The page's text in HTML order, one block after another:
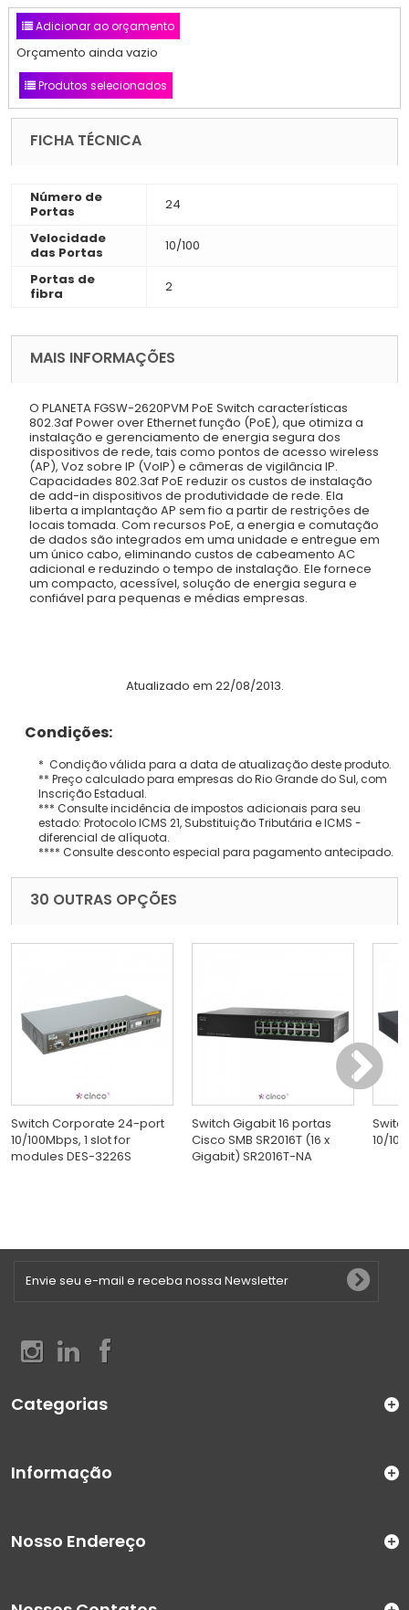
Adicionar ao orçamento
Orçamento ainda vazio
Produtos selecionados
FICHA TÉCNICA
Número de
Portas
24
Velocidade
das Portas
10/100
Portas de
fibra
2
MAIS INFORMAÇÕES
O PLANETA FGSW-2620PVM PoE Switch características
802.3af Power over Ethernet função (PoE), que otimiza a
instalação e gerenciamento de energia segura dos
dispositivos de rede, tais como pontos de acesso wireless
(AP), Voz sobre IP (VoIP) e câmeras de vigilância IP.
Capacidades 802.3af PoE reduzir os custos de instalação
de add-in dispositivos de produtividade de rede. Ela
liberta a implantação AP sem fio a partir de restrições de
locais tomada. Com recursos PoE, a energia e comutação
de dados são integrados em uma unidade e entregue em
um único cabo, eliminando custos de cabeamento AC
adicional e reduzindo o tempo de instalação. Ele fornece
um compacto, acessível, solução de energia segura e
confiável para pequenas e médias empresas.
Atualizado em 22/08/2013.
Condições:
* Condição válida para a data de atualização deste produto.
** Preço calculado para empresas do Rio Grande do Sul, com
Inscrição Estadual.
*** Consulte incidência de impostos adicionais para seu
estado: Protocolo ICMS 21, Substituição Tributária e ICMS -
diferencial de alíquota.
**** Consulte desconto especial para pagamento antecipado.
30 OUTRAS OPÇÕES
Switch Corporate 24-port
10/100Mbps, 1 slot for
modules DES-3226S
Switch Gigabit 16 portas
Cisco SMB SR2016T (16 x
Gigabit) SR2016T-NA
10/
Categorias
Informação
Nosso Endereço